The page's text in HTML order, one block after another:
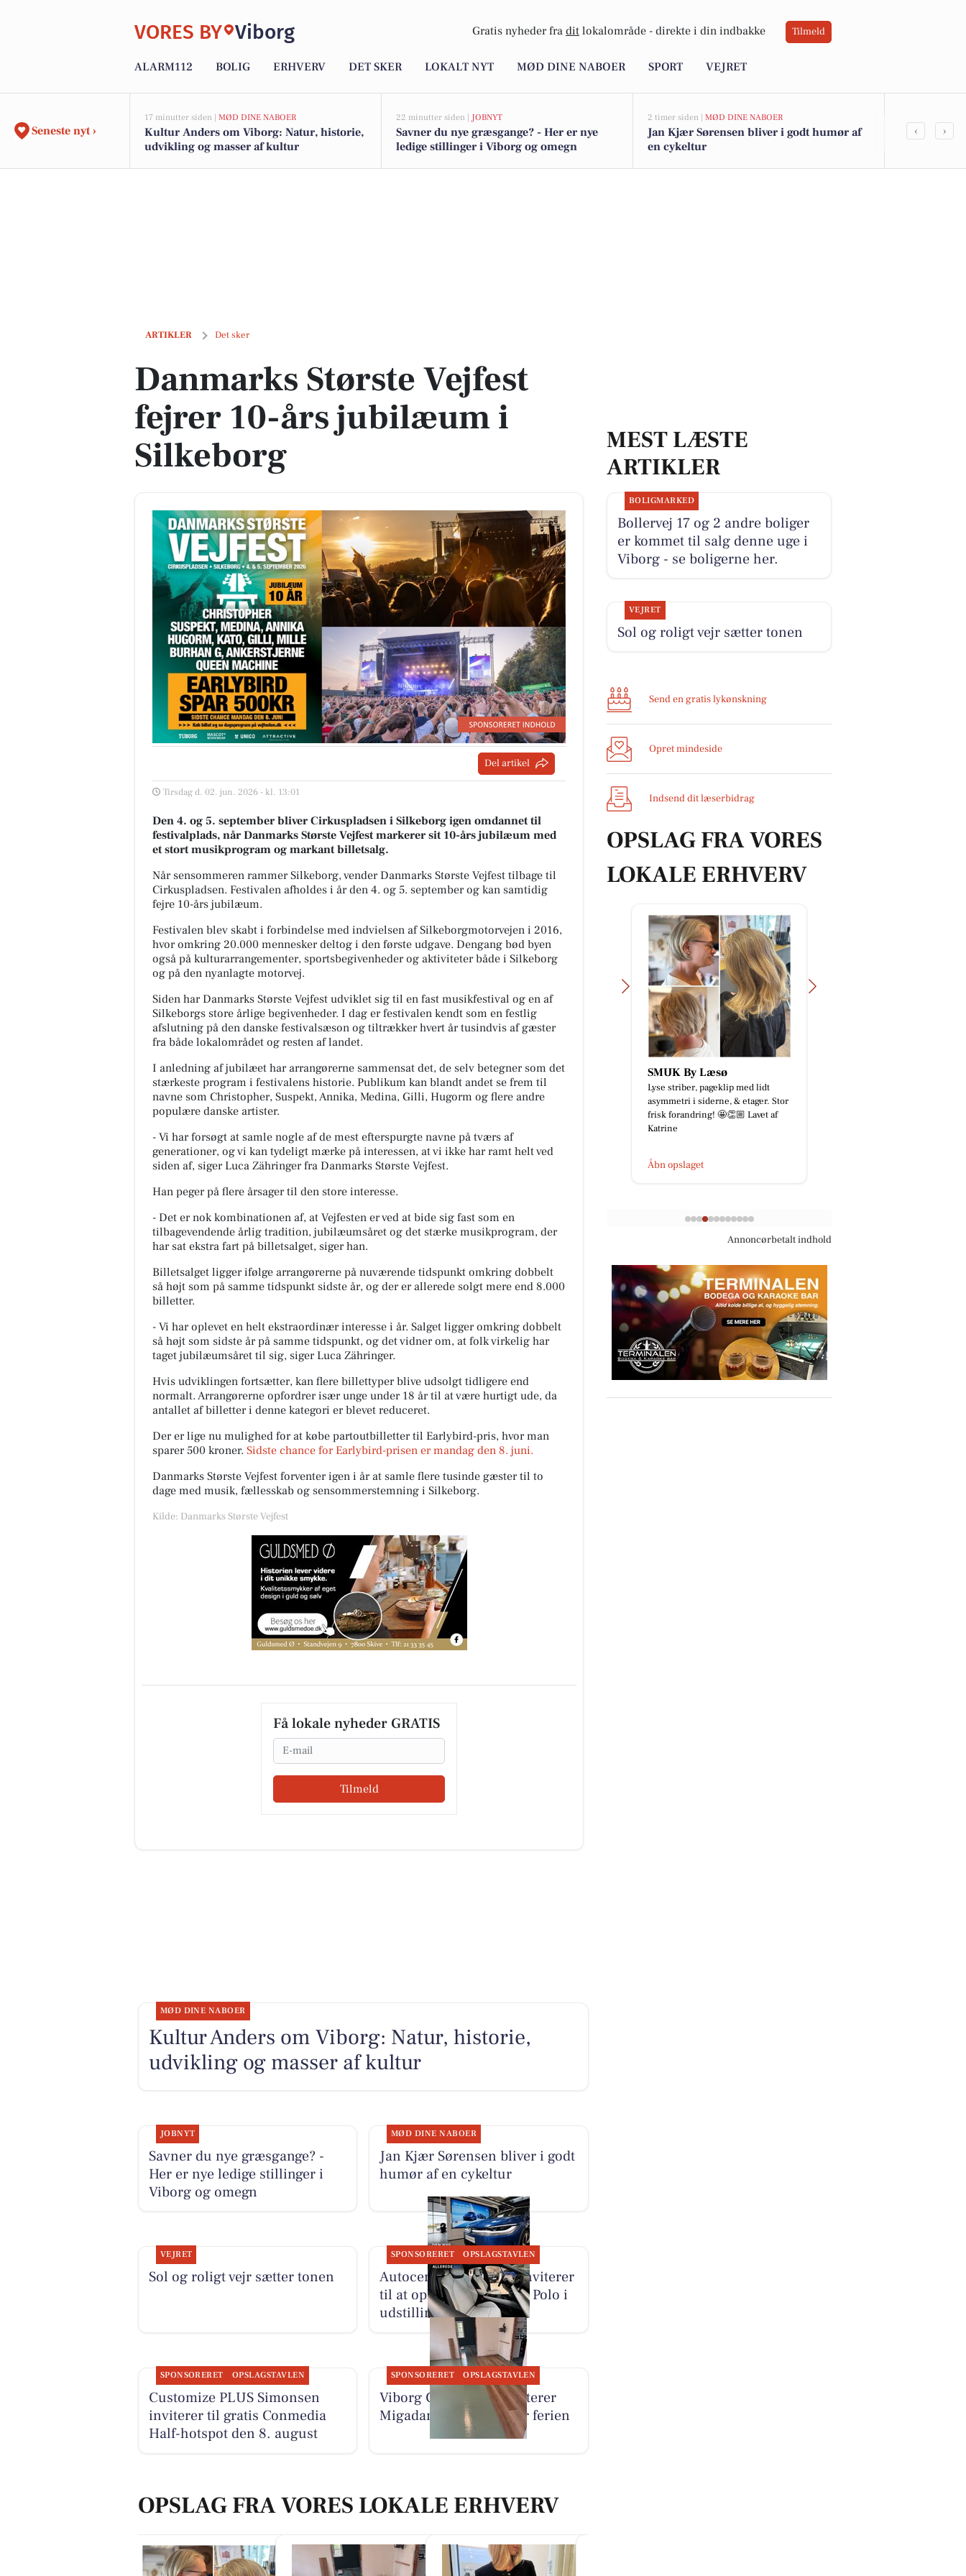
VORES BY Viborg Gratis nyheder fra dit lokalområde - direkte i din indbakke Tilmeld
ALARM112 BOLIG ERHVERV DET SKER LOKALT NYT MØD DINE NABOER SPORT VEJRET
Seneste nyt ›
17 minutter siden | MØD DINE NABOER
Kultur Anders om Viborg: Natur, historie,
udvikling og masser af kultur
22 minutter siden | JOBNYT
Savner du nye græsgange? - Her er nye
ledige stillinger i Viborg og omegn
2 timer siden | MØD DINE NABOER
Jan Kjær Sørensen bliver i godt humør af
en cykeltur
Sol og
‹ ›
ARTIKLER Det sker
Danmarks Største Vejfest fejrer 10-års jubilæum i Silkeborg
Danmarks Største Vejfest
fejrer 10-års jubilæum i
Silkeborg
Del artikel
Tirsdag d. 02. jun. 2026 - kl. 13:01
Den 4. og 5. september bliver Cirkuspladsen i Silkeborg igen omdannet til
festivalplads, når Danmarks Største Vejfest markerer sit 10-års jubilæum med
et stort musikprogram og markant billetsalg.
Når sensommeren rammer Silkeborg, vender Danmarks Største Vejfest tilbage til
Cirkuspladsen. Festivalen afholdes i år den 4. og 5. september og kan samtidig
fejre 10-års jubilæum.
Festivalen blev skabt i forbindelse med indvielsen af Silkeborgmotorvejen i 2016,
hvor omkring 20.000 mennesker deltog i den første udgave. Dengang bød byen
også på kulturarrangementer, sportsbegivenheder og aktiviteter både i Silkeborg
og på den nyanlagte motorvej.
Siden har Danmarks Største Vejfest udviklet sig til en fast musikfestival og en af
Silkeborgs store årlige begivenheder. I dag er festivalen kendt som en festlig
afslutning på den danske festivalsæson og tiltrækker hvert år tusindvis af gæster
fra både lokalområdet og resten af landet.
I anledning af jubilæet har arrangørerne sammensat det, de selv betegner som det
stærkeste program i festivalens historie. Publikum kan blandt andet se frem til
navne som Christopher, Suspekt, Annika, Medina, Gilli, Hugorm og flere andre
populære danske artister.
- Vi har forsøgt at samle nogle af de mest efterspurgte navne på tværs af
generationer, og vi kan tydeligt mærke på interessen, at vi ikke har ramt helt ved
siden af, siger Luca Zähringer fra Danmarks Største Vejfest.
Han peger på flere årsager til den store interesse.
- Det er nok kombinationen af, at Vejfesten er ved at bide sig fast som en
tilbagevendende årlig tradition, jubilæumsåret og det stærke musikprogram, der
har sat ekstra fart på billetsalget, siger han.
Billetsalget ligger ifølge arrangørerne på nuværende tidspunkt omkring dobbelt
så højt som på samme tidspunkt sidste år, og der er allerede solgt mere end 8.000
billetter.
- Vi har oplevet en helt ekstraordinær interesse i år. Salget ligger omkring dobbelt
så højt som sidste år på samme tidspunkt, og det vidner om, at folk virkelig har
taget jubilæumsåret til sig, siger Luca Zähringer.
Hvis udviklingen fortsætter, kan flere billettyper blive udsolgt tidligere end
normalt. Arrangørerne opfordrer især unge under 18 år til at være hurtigt ude, da
antallet af billetter i denne kategori er blevet reduceret.
Der er lige nu mulighed for at købe partoutbilletter til Earlybird-pris, hvor man
sparer 500 kroner. Sidste chance for Earlybird-prisen er mandag den 8. juni.
Danmarks Største Vejfest forventer igen i år at samle flere tusinde gæster til to
dage med musik, fællesskab og sensommerstemning i Silkeborg.
Kilde: Danmarks Største Vejfest
Få lokale nyheder GRATIS
Email
Tilmeld
MEST LÆSTE
ARTIKLER
BOLIGMARKED
Bollervej 17 og 2 andre boliger
er kommet til salg denne uge i
Viborg - se boligerne her.
VEJRET
Sol og roligt vejr sætter tonen
Send en gratis lykønskning
Opret mindeside
Indsend dit læserbidrag
OPSLAG FRA VORES
LOKALE ERHVERV
KlipTone - Frisør &
Parykhus
Hejsa Jeg er så klar og glæder mig
til at hjælpe dig med nyt hår efter
en fantastisk skøn minderig
sommerferie🌞😎 kh Liane ...
Åbn opslaget
Bandhan Viborg
🥣 Har du prøvet en af vores
kunders favoritter? ✨ Pani Puri er
Åbn opslaget
SMUK By Læsø
Lyse striber, pageklip med lidt
asymmetri i siderne, & etager. Stor
frisk forandring! 🤩👏🏼 Lavet af
Katrine
Åbn opslaget
Annoncørbetalt indhold
MØD DINE NABOER
Kultur Anders om Viborg: Natur, historie,
udvikling og masser af kultur
JOBNYT
Savner du nye græsgange? -
Her er nye ledige stillinger i
Viborg og omegn
MØD DINE NABOER
Jan Kjær Sørensen bliver i godt
humør af en cykeltur
VEJRET
Sol og roligt vejr sætter tonen
SPONSORERET OPSLAGSTAVLEN
Autocentralen Viborg inviterer
til at opleve den nye ID. Polo i
udstillingen
SPONSORERET OPSLAGSTAVLEN
Customize PLUS Simonsen
inviterer til gratis Conmedia
Half-hotspot den 8. august
SPONSORERET OPSLAGSTAVLEN
Viborg Gulvforum monterer
Migadan LVT-gulv efter ferien
OPSLAG FRA VORES LOKALE ERHVERV